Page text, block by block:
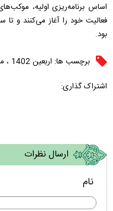
فعالیت خود را آغاز می‌کنند و تا
بود.
برچسب ها: اربعین 1402 ،
اشتراک گذاری:
ارسال نظرات
نام